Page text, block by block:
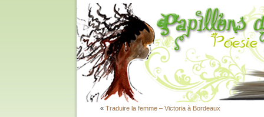
« Traduire la femme – Victoria à Bordeaux